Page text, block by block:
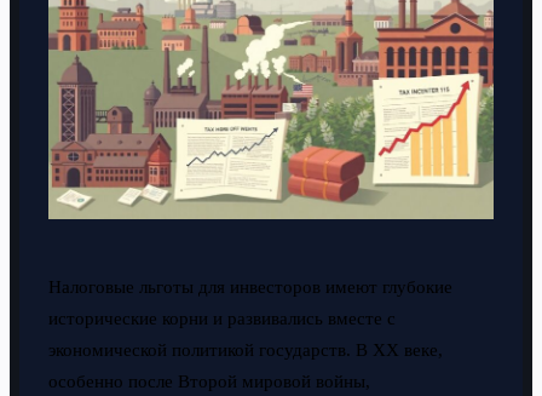
Налоговые льготы для инвесторов имеют глубокие
исторические корни и развивались вместе с
экономической политикой государств. В XX веке,
особенно после Второй мировой войны,